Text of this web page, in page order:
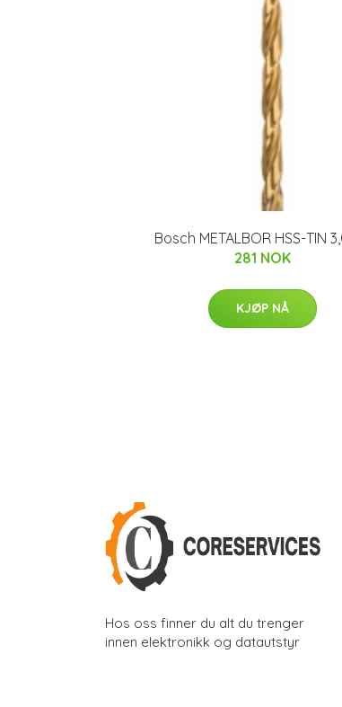
Bosch METALBOR HSS-TIN
281 NOK
KJØP NÅ
Hos oss finner du alt du trenger
innen elektronikk og datautstyr